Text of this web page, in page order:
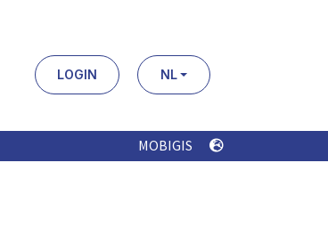
LOGIN NL
MOBIGIS